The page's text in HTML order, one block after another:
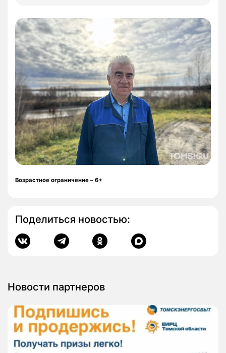
Возрастное ограничение – 6+
Поделиться новостью:
Новости партнеров